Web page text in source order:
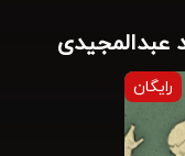
عبدالمجیدی
رایگان